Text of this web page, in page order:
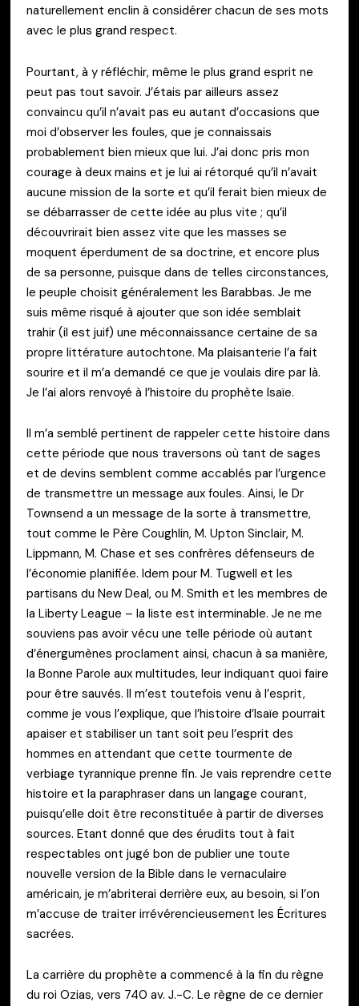
naturellement enclin à considérer chacun de ses mots
avec le plus grand respect.
Pourtant, à y réfléchir, même le plus grand esprit ne
peut pas tout savoir. J’étais par ailleurs assez
convaincu qu’il n’avait pas eu autant d’occasions que
moi d’observer les foules, que je connaissais
probablement bien mieux que lui. J’ai donc pris mon
courage à deux mains et je lui ai rétorqué qu’il n’avait
aucune mission de la sorte et qu’il ferait bien mieux de
se débarrasser de cette idée au plus vite ; qu’il
découvrirait bien assez vite que les masses se
moquent éperdument de sa doctrine, et encore plus
de sa personne, puisque dans de telles circonstances,
le peuple choisit généralement les Barabbas. Je me
suis même risqué à ajouter que son idée semblait
trahir (il est juif) une méconnaissance certaine de sa
propre littérature autochtone. Ma plaisanterie l’a fait
sourire et il m’a demandé ce que je voulais dire par là.
Je l’ai alors renvoyé à l’histoire du prophète Isaïe.
Il m’a semblé pertinent de rappeler cette histoire dans
cette période que nous traversons où tant de sages
et de devins semblent comme accablés par l’urgence
de transmettre un message aux foules. Ainsi, le Dr
Townsend a un message de la sorte à transmettre,
tout comme le Père Coughlin, M. Upton Sinclair, M.
Lippmann, M. Chase et ses confrères défenseurs de
l’économie planifiée. Idem pour M. Tugwell et les
partisans du New Deal, ou M. Smith et les membres de
la Liberty League – la liste est interminable. Je ne me
souviens pas avoir vécu une telle période où autant
d’énergumènes proclament ainsi, chacun à sa manière,
la Bonne Parole aux multitudes, leur indiquant quoi faire
pour être sauvés. Il m’est toutefois venu à l’esprit,
comme je vous l’explique, que l’histoire d’Isaïe pourrait
apaiser et stabiliser un tant soit peu l’esprit des
hommes en attendant que cette tourmente de
verbiage tyrannique prenne fin. Je vais reprendre cette
histoire et la paraphraser dans un langage courant,
puisqu’elle doit être reconstituée à partir de diverses
sources. Etant donné que des érudits tout à fait
respectables ont jugé bon de publier une toute
nouvelle version de la Bible dans le vernaculaire
américain, je m’abriterai derrière eux, au besoin, si l’on
m’accuse de traiter irrévérencieusement les Écritures
sacrées.
La carrière du prophète a commencé à la fin du règne
du roi Ozias, vers 740 av. J.-C. Le règne de ce dernier